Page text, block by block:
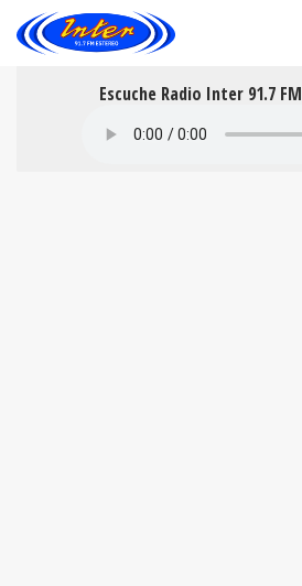
Escuche Radio Inter 91.7 FM